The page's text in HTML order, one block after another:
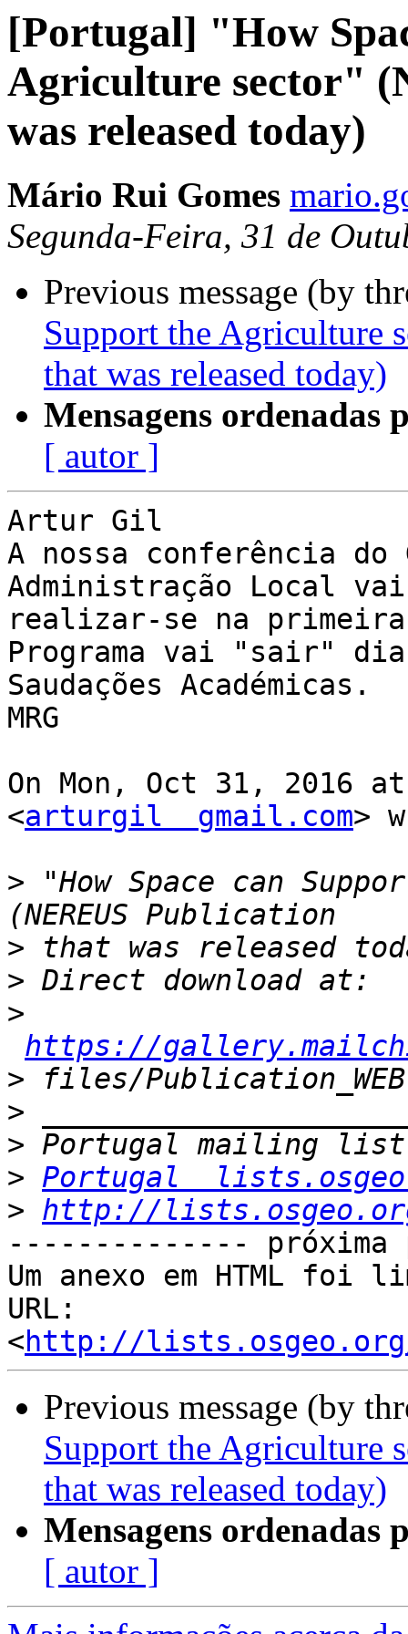
[Portugal] "How
Agriculture sector"
was released today)
Mário Rui Gomes
Segunda-Feira, 31 de
Previous message (by
Support the Agriculture
that was released today)
Mensagens ordenadas
[ autor ]
Artur Gil
A nossa conferência do
Administração Local vai
realizar-se na primeira
Programa vai "sair"
Saudações Académicas.
MRG
On Mon, Oct 31, 2016
<arturgil  gmail.com>
> "How Space can
>
>
>
https://
>
>
>
> Portugal
> http://
--------------
Um anexo em HTML foi
URL:
<http://lists.osgeo.org/
Previous message (by
Support the Agriculture
that was released today)
Mensagens ordenadas
[ autor ]